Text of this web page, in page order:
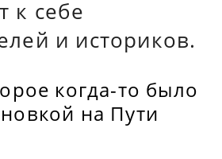
к себе
и историков.
когда-то было
на Пути